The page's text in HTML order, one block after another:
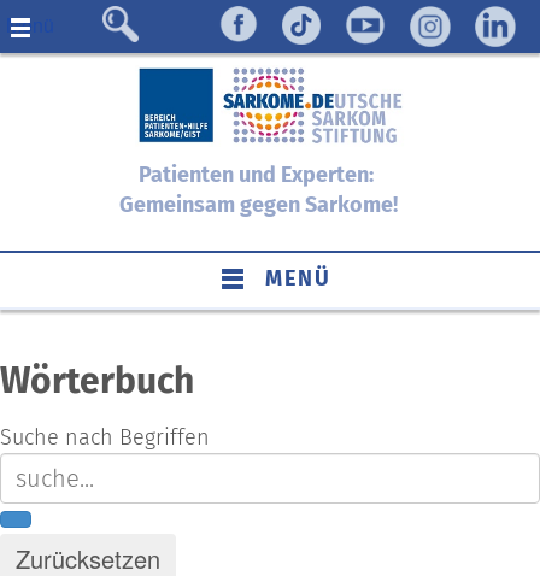
Menü
Patienten und Experten:
Gemeinsam gegen Sarkome!
MENÜ
Wörterbuch
Suche nach Begriffen